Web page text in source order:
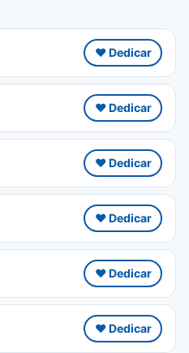
❤️ Dedicar
❤️ Dedicar
❤️ Dedicar
❤️ Dedicar
❤️ Dedicar
❤️ Dedicar